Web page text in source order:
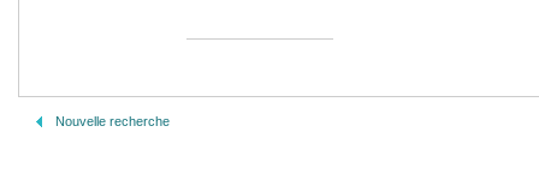
Nouvelle recherche